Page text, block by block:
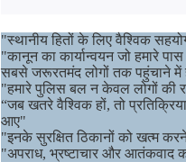
"स्थानीय हितों के लिए वैश्विक
"कानून का कार्यान्वयन जो हमारे
सबसे जरूरतमंद लोगों तक पहुंचाने में
"हमारे पुलिस बल न केवल लोगों की
“जब खतरे वैश्विक हों, तो
आए"
"इनके सुरक्षित ठिकानों को खत्म
"अपराध, भ्रष्टाचार और आतंकवाद